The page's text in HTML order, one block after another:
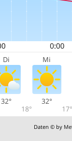
Di Mi
32°
18°
32°
17°
Daten © by